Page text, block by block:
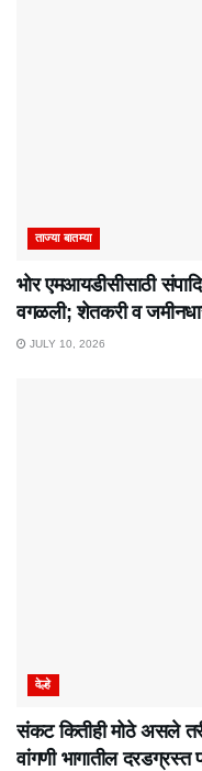
ताज्या बातम्या
भोर एमआयडीसीसाठी
वगळली; शेतकरी व
JULY 10, 2026
वेल्हे
संकट कितीही मोठे असले
वांगणी भागातील दरडग्रस्त